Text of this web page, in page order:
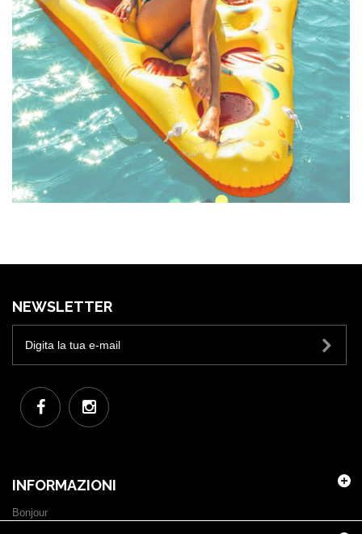
NEWSLETTER
INFORMAZIONI
Bonjour